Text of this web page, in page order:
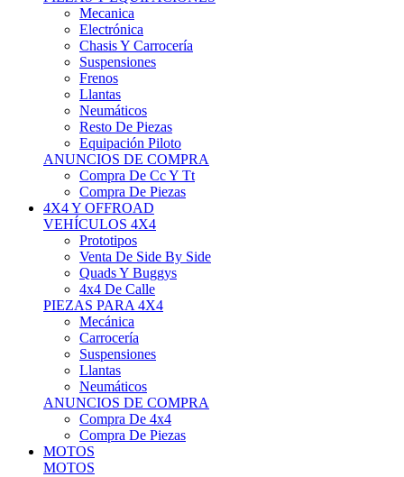
Electrónica
Chasis Y Carrocería
Suspensiones
Frenos
Llantas
Neumáticos
Resto De Piezas
Equipación Piloto
ANUNCIOS DE COMPRA
Compra De Cc Y Tt
Compra De Piezas
4X4 Y OFFROAD
VEHÍCULOS 4X4
Prototipos
Venta De Side By Side
Quads Y Buggys
4x4 De Calle
PIEZAS PARA 4X4
Mecánica
Carrocería
Suspensiones
Llantas
Neumáticos
ANUNCIOS DE COMPRA
Compra De 4x4
Compra De Piezas
MOTOS
MOTOS
Motos De Circuito